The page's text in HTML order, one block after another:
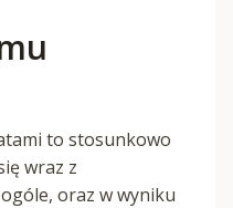
to stosunkowo
wraz z
oraz w wyniku